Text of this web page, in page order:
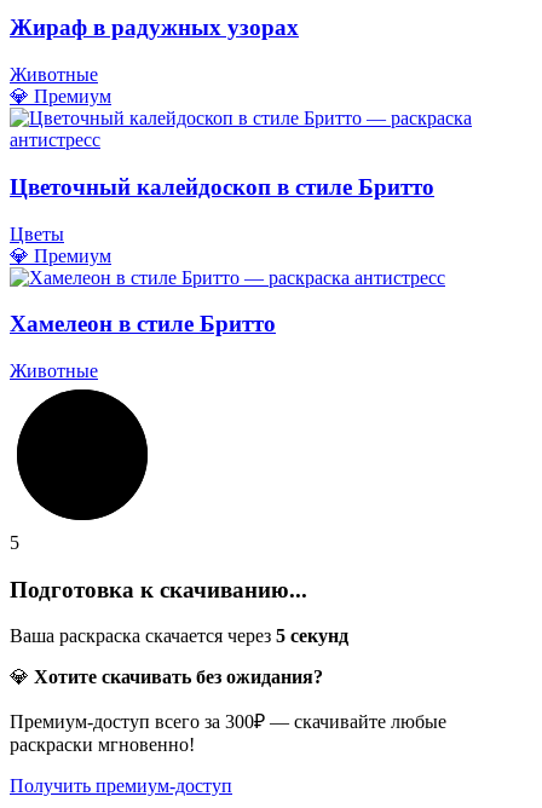
Жираф в радужных узорах
Животные
💎 Премиум
Цветочный калейдоскоп в стиле Бритто
Цветы
💎 Премиум
Хамелеон в стиле Бритто
Животные
5
Подготовка к скачиванию...
Ваша раскраска скачается через 5 секунд
💎 Хотите скачивать без ожидания?
Премиум-доступ всего за 300₽ — скачивайте любые
раскраски мгновенно!
Получить премиум-доступ